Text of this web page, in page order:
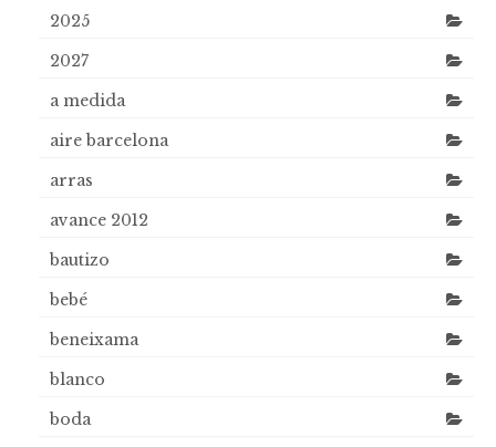
2025
2027
a medida
aire barcelona
arras
avance 2012
bautizo
bebé
beneixama
blanco
boda